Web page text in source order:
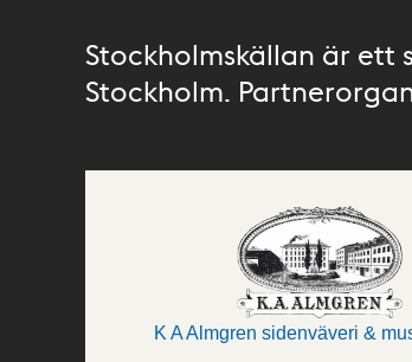
Stockholmskällan är ett
Stockholm.
K A Almgren sidenväveri &